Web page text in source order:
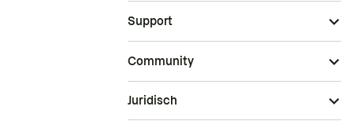
Support
Community
Juridisch